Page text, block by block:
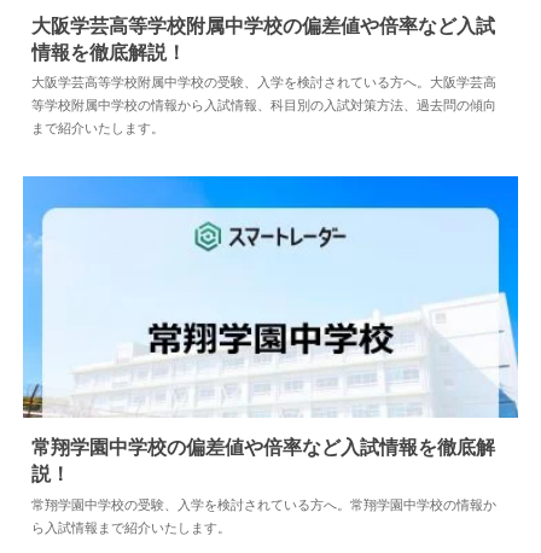
中学情報 2024.04.02
大阪学芸高等学校附属中学校の偏差値や倍率など入試
情報を徹底解説！
大阪学芸高等学校附属中学校の受験、入学を検討されている方へ。大阪学芸高
等学校附属中学校の情報から入試情報、科目別の入試対策方法、過去問の傾向
まで紹介いたします。
中学情報 2024.04.02
常翔学園中学校の偏差値や倍率など入試情報を徹底解
説！
常翔学園中学校の受験、入学を検討されている方へ。常翔学園中学校の情報か
ら入試情報まで紹介いたします。